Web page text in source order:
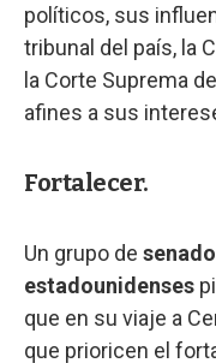
políticos, sus
tribunal del país, la
la Corte Suprema
afines a sus
Fortalecer.
Un grupo de
estadounidenses
que en su viaje a
que prioricen el